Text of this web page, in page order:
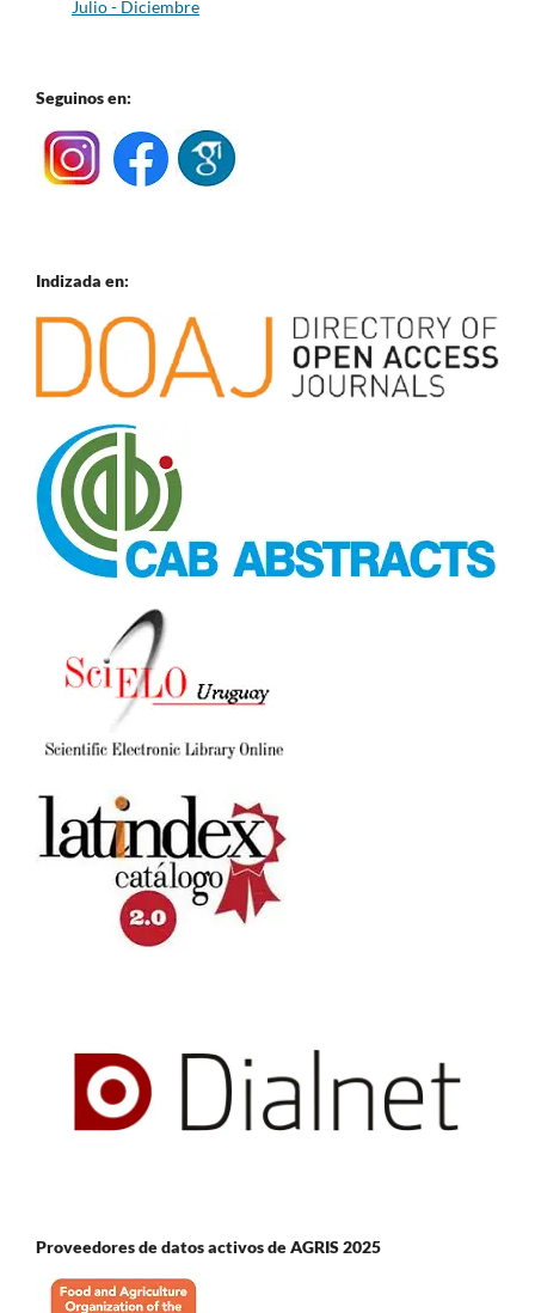
Julio - Diciembre
Seguinos en:
Indizada en:
Proveedores de datos activos de AGRIS 2025